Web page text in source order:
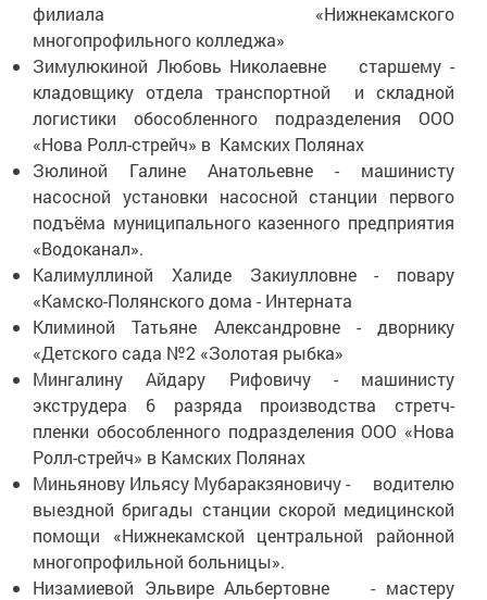
филиала «Нижнекамского
многопрофильного колледжа»
Зимулюкиной Любовь Николаевне старшему -
кладовщику отдела транспортной и складной
логистики обособленного подразделения ООО
«Нова Ролл-стрейч» в Камских Полянах
Зюлиной Галине Анатольевне - машинисту
насосной установки насосной станции первого
подъёма муниципального казенного предприятия
«Водоканал».
Калимуллиной Халиде Закиулловне - повару
«Камско-Полянского дома - Интерната
Климиной Татьяне Александровне - дворнику
«Детского сада №2 «Золотая рыбка»
Мингалину Айдару Рифовичу - машинисту
экструдера 6 разряда производства стретч-
пленки обособленного подразделения ООО «Нова
Ролл-стрейч» в Камских Полянах
Миньянову Ильясу Мубаракзяновичу - водителю
выездной бригады станции скорой медицинской
помощи «Нижнекамской центральной районной
многопрофильной больницы».
Низамиевой Эльвире Альбертовне - мастеру